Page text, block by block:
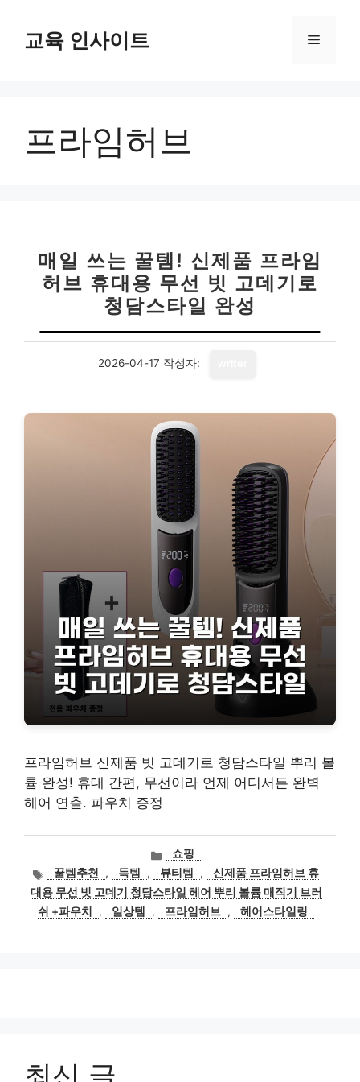
교육 인사이트 메
프라임허브
매일 쓰는 꿀템! 신제품 프라임
허브 휴대용 무선 빗 고데기로
청담스타일 완성
2026-04-17 작성자:
프라임허브 신제품 빗 고데기로 청담스타일 뿌리 볼
륨 완성! 휴대 간편, 무선이라 언제 어디서든 완벽
헤어 연출. 파우치 증정
카
테
고
리
쇼핑
태
그
꿀템추천 , 득템 , 뷰티템 ,
신제품 프라임허브 휴
대용 무선 빗 고데기 청담스타일 헤어 뿌리 볼륨 매직기 브러
쉬 +파우치
, 일상템 , 프라임허브 , 헤어스타일링
최신 글